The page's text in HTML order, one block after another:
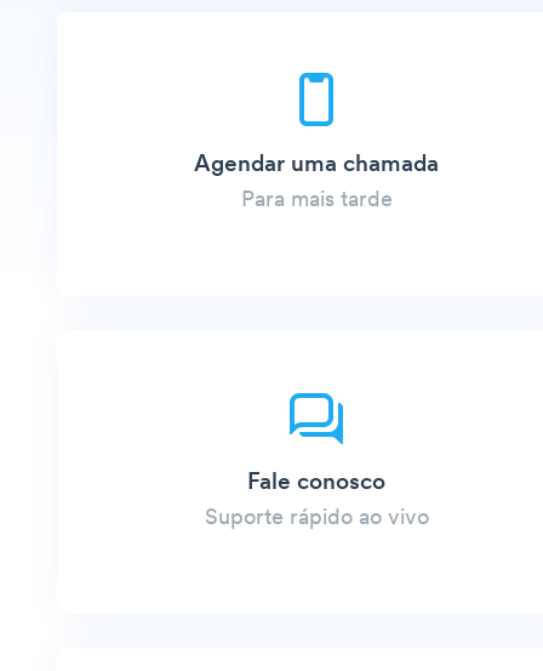
Agendar uma chamada
Para mais tarde
Fale conosco
Suporte rápido ao vivo